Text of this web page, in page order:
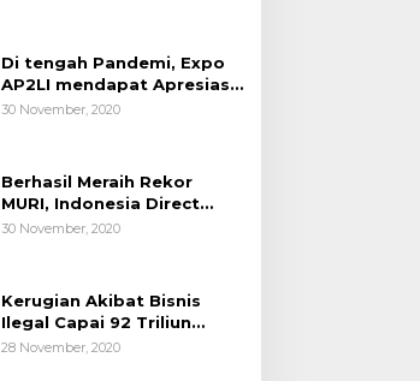
Di tengah Pandemi, Expo
AP2LI mendapat Apresiasi
Rekor MURI
30 November, 2020
Berhasil Meraih Rekor
MURI, Indonesia Direct
Selling 4.0 Expo 2020
30 November, 2020
Kerugian Akibat Bisnis
Ilegal Capai 92 Triliun
Rupiah, AP2LI menghimbau
28 November, 2020